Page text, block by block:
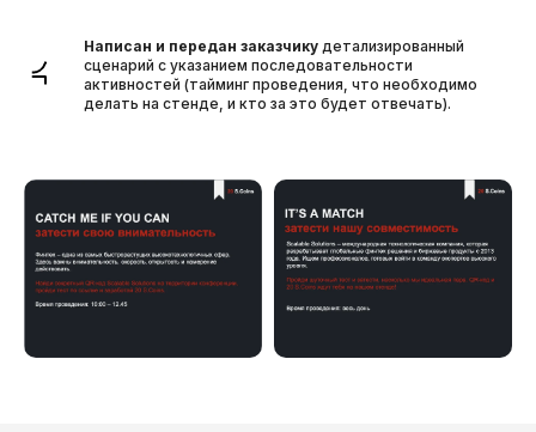
Написан и передан заказчику детализированный
сценарий с указанием последовательности
активностей (тайминг проведения, что необходимо
делать на стенде, и кто за это будет отвечать).
человек приняли участие минимум
298
человек оставил свои контакты для
дальнейшего общения по работе
> 101